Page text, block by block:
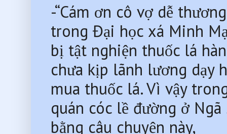
-“Cám ơn cô vợ dễ
trong Đại học xá Minh
bị tật nghiện thuốc lá
chưa kịp lãnh lương dạy
mua thuốc lá. Vì vậy
quán cóc lề đường ở
bằng câu chuyện này,